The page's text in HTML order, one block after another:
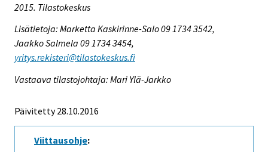
2015. Tilastokeskus
Lisätietoja: Marketta Kaskirinne-Salo 09 1734 3542,
Jaakko Salmela 09 1734 3454,
yritys.rekisteri@tilastokeskus.fi
Vastaava tilastojohtaja: Mari Ylä-Jarkko
Päivitetty 28.10.2016
Viittausohje: